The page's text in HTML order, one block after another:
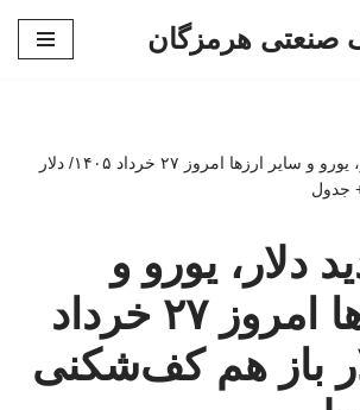
هرمزگان
قیمت جدید دلار، یورو و سایر ارزها امروز ۲۷ خرداد ۱۴۰۵/ دلار
جدول
دلار، یورو و
سایر ارزها امروز ۲۷ خرداد
دلار باز هم کف‌شکنی